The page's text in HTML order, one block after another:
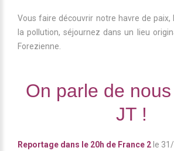
Vous faire découvrir notre havre de paix,
la pollution, séjournez dans un lieu
Forezienne.
On parle de
JT !
Reportage dans le 20h de France 2 le